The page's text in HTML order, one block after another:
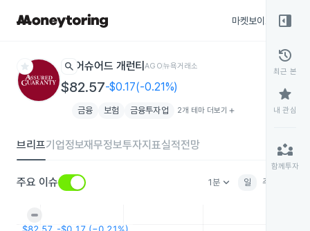
마켓보이스
star search 어슈어드 개런티AGO뉴욕거래소
$82.57-$0.17(-0.21%)
금융 보험 금융투자업 2개 테마 더보기 add
브리프기업정보재무정보투자지표실적전망
주요 이슈 1분keyboard_arrow_down 일 주
right_panel_open
history
최근 본
star
내 관심
partner_exchange
함께투자